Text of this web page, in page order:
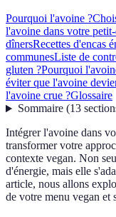
Pourquoi l'avoine ?
l'avoine dans votre
dînersRecettes d'encas
communesListe de
gluten ?Pourquoi
éviter que l'avoine
l'avoine crue ?Glossaire
Sommaire(13
Intégrer l'avoine dans
transformer votre
contexte vegan. Non
d'énergie, mais elle
article, nous allons
de votre menu vegan et